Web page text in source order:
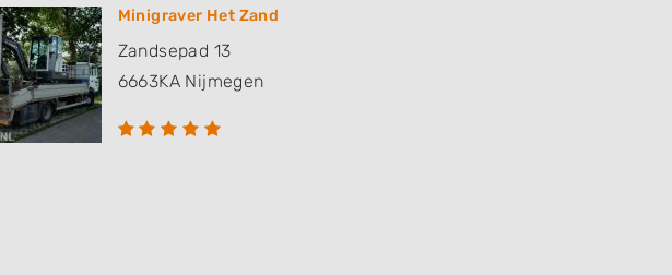
Minigraver Het Zand
Zandsepad 13
6663KA Nijmegen